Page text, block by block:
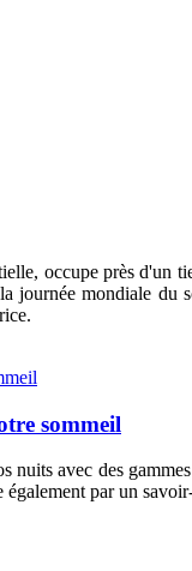
occupe près d'un
journée mondiale
sommeil
nuits avec des
par un